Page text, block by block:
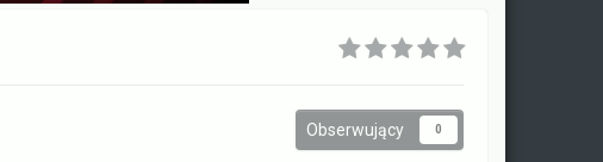
Obserwujący 0